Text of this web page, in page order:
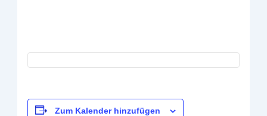
Zum Kalender hinzufügen